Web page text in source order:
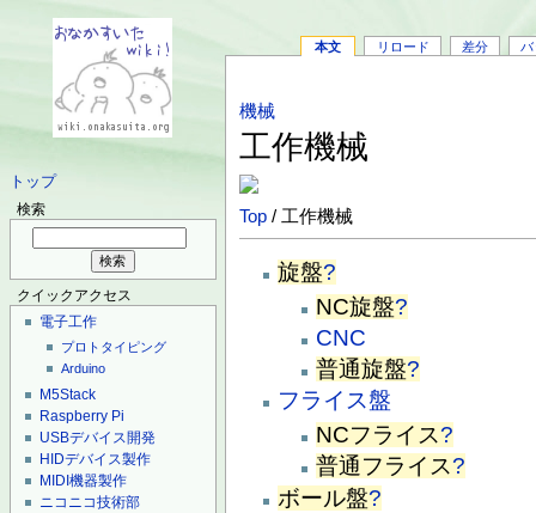
トップ
検索
クイックアクセス
電子工作
プロトタイピング
Arduino
M5Stack
Raspberry Pi
USBデバイス開発
HIDデバイス製作
MIDI機器製作
ニコニコ技術部
本文 リロード 差分 バ
機械
工作機械
Top / 工作機械
旋盤?
NC旋盤?
CNC
普通旋盤?
フライス盤
NCフライス?
普通フライス?
ボール盤?